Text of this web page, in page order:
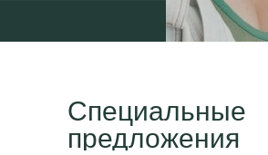
Специальные
предложения